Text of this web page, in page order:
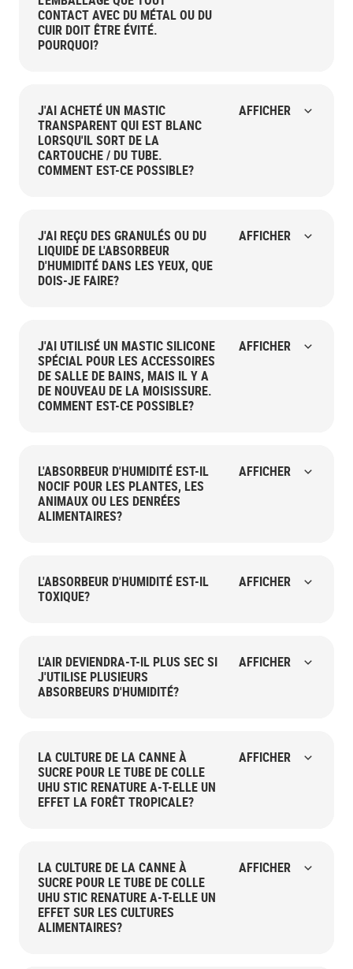
CONTACT AVEC DU MÉTAL OU DU
CUIR DOIT ÊTRE ÉVITÉ.
POURQUOI?
J'AI ACHETÉ UN MASTIC
TRANSPARENT QUI EST BLANC
LORSQU'IL SORT DE LA
CARTOUCHE / DU TUBE.
COMMENT EST-CE POSSIBLE?
AFFICHER
J'AI REÇU DES GRANULÉS OU DU
LIQUIDE DE L'ABSORBEUR
D'HUMIDITÉ DANS LES YEUX, QUE
DOIS-JE FAIRE?
AFFICHER
J'AI UTILISÉ UN MASTIC SILICONE
SPÉCIAL POUR LES ACCESSOIRES
DE SALLE DE BAINS, MAIS IL Y A
DE NOUVEAU DE LA MOISISSURE.
COMMENT EST-CE POSSIBLE?
AFFICHER
L'ABSORBEUR D'HUMIDITÉ EST-IL
NOCIF POUR LES PLANTES, LES
ANIMAUX OU LES DENRÉES
ALIMENTAIRES?
AFFICHER
L'ABSORBEUR D'HUMIDITÉ EST-IL
TOXIQUE?
AFFICHER
L'AIR DEVIENDRA-T-IL PLUS SEC SI
J'UTILISE PLUSIEURS
ABSORBEURS D'HUMIDITÉ?
AFFICHER
LA CULTURE DE LA CANNE À
SUCRE POUR LE TUBE DE COLLE
UHU STIC RENATURE A-T-ELLE UN
EFFET LA FORÊT TROPICALE?
AFFICHER
LA CULTURE DE LA CANNE À
SUCRE POUR LE TUBE DE COLLE
UHU STIC RENATURE A-T-ELLE UN
EFFET SUR LES CULTURES
ALIMENTAIRES?
AFFICHER